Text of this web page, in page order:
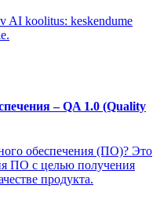
AI koolitus: keskendume
– QA 1.0 (Quality
обеспечения (ПО)? Это
ПО с целью получения
продукта.